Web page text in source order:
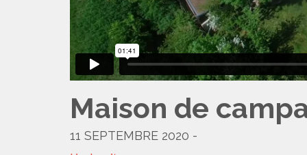
Maison de
11 SEPTEMBRE 2020 -